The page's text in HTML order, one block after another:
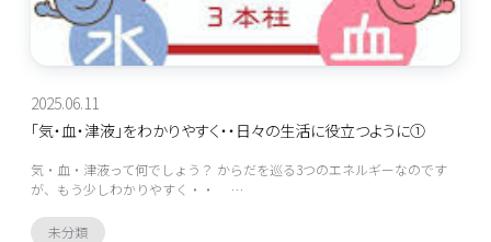
2025.06.11
「気・血・津液」をわかりやすく・・日々の生活に役立つように①
気・血・津液って何でしょう？ からだを巡る3つのエネルギーなのです
が、もう少しわかりやすく・・ …
未分類